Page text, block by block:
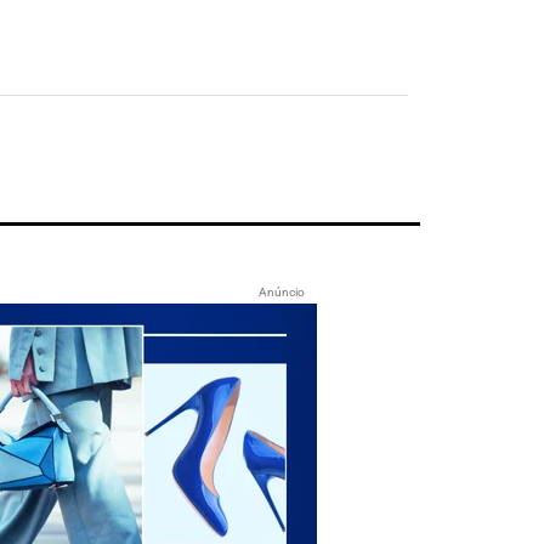
Anúncio